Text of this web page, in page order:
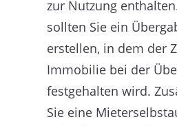
zur Nutzung
sollten Sie ein
erstellen, in dem der
Immobilie bei der
festgehalten wird.
Sie eine